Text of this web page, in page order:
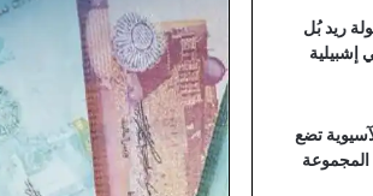
ريد بُل
إشبيلية
تضع
المجموعة